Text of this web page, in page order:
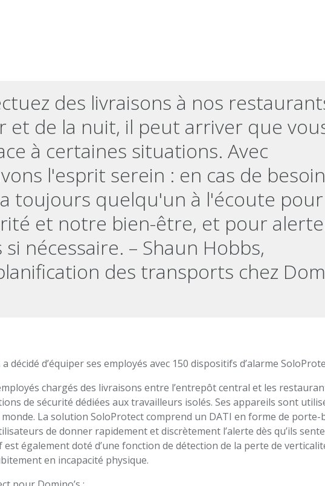
des livraisons à nos
de la nuit, il peut arriver que
à certaines situations. Avec
l'esprit serein : en cas de
toujours quelqu'un à l'écoute pour
et notre bien-être, et pour
nécessaire. – Shaun Hobbs,
des transports chez
décidé d’équiper ses employés avec 150 dispositifs d’alarme
chargés des livraisons entre l’entrepôt central et les
de sécurité dédiées aux travailleurs isolés. Ses appareils sont
La solution SoloProtect comprend un DATI en forme de porte-
de donner rapidement et discrètement l’alerte dès qu’ils
également doté d’une fonction de détection de la perte de
en incapacité physique.